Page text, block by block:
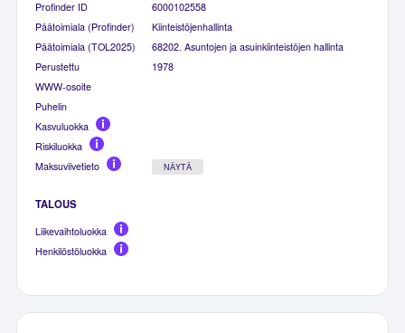
Profinder ID
6000102558
Päätoimiala (Profinder)
Kiinteistöjenhallinta
Päätoimiala (TOL2025)
68202. Asuntojen ja asuinkiinteistöjen hallinta
Perustettu
1978
WWW-osoite
Puhelin
Kasvuluokka
Riskiluokka
Maksuviivetieto
NÄYTÄ
TALOUS
Liikevaihtoluokka
Henkilöstöluokka